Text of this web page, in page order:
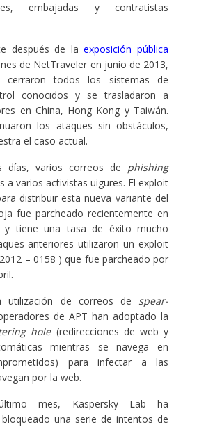
embajadas y contratistas
después de laexposición pública
de NetTraveler en junio de 2013,
cerraron todos los sistemas de
conocidos y se trasladaron a
en China, Hong Kong y Taiwán.
los ataques sin obstáculos,
el caso actual.
días, varios correos de phishing
a varios activistas uigures. El exploit
distribuir esta nueva variante del
fue parcheado recientemente en
y tiene una tasa de éxito mucho
anteriores utilizaron un exploit
– 0158 ) que fue parcheado por
utilización de correos de spear-
de APT han adoptado la
hole(redirecciones de web y
mientras se navega en
para infectar a las
por la web.
mes, Kaspersky Lab ha
una serie de intentos de